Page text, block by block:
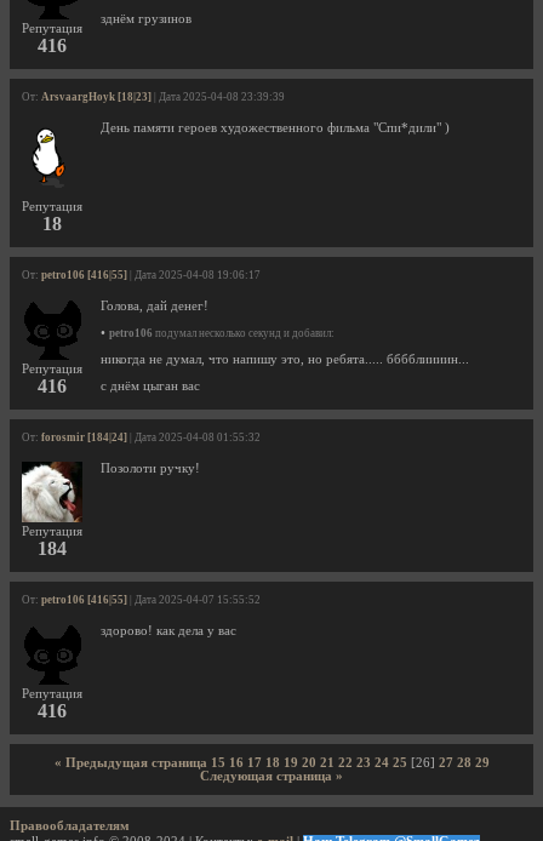
Репутация
416
зднём грузинов
От: ArsvaargHoyk [18|23] | Дата 2025-04-08 23:39:39
Репутация
18
День памяти героев художественного фильма "Спи*дили" )
От: petro106 [416|55] | Дата 2025-04-08 19:06:17
Репутация
416
Голова, дай денег!
• petro106 подумал несколько секунд и добавил:
никогда не думал, что напишу это, но ребята..... бббблиииин...
с днём цыган вас
От: forosmir [184|24] | Дата 2025-04-08 01:55:32
Репутация
184
Позолоти ручку!
От: petro106 [416|55] | Дата 2025-04-07 15:55:52
Репутация
416
здорово! как дела у вас
« Предыдущая страница 15 16 17 18 19 20 21 22 23 24 25 [26] 27 28 29
Следующая страница »
Правообладателям